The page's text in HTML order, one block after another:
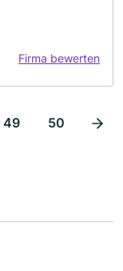
Firma bewerten
49 50